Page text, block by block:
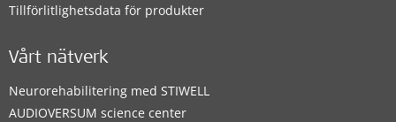
Tillförlitlighetsdata för produkter
Vårt nätverk
Neurorehabilitering med STIWELL
AUDIOVERSUM science center